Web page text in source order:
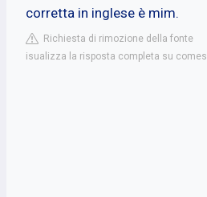
corretta in inglese è mim.
Richiesta di rimozione della fonte
isualizza la risposta completa su